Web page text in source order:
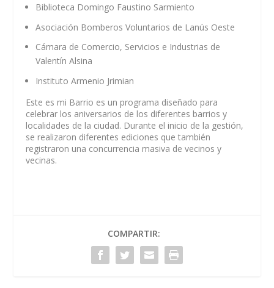
Biblioteca Domingo Faustino Sarmiento
Asociación Bomberos Voluntarios de Lanús Oeste
Cámara de Comercio, Servicios e Industrias de
Valentín Alsina
Instituto Armenio Jrimian
Este es mi Barrio es un programa diseñado para
celebrar los aniversarios de los diferentes barrios y
localidades de la ciudad. Durante el inicio de la gestión,
se realizaron diferentes ediciones que también
registraron una concurrencia masiva de vecinos y
vecinas.
COMPARTIR: